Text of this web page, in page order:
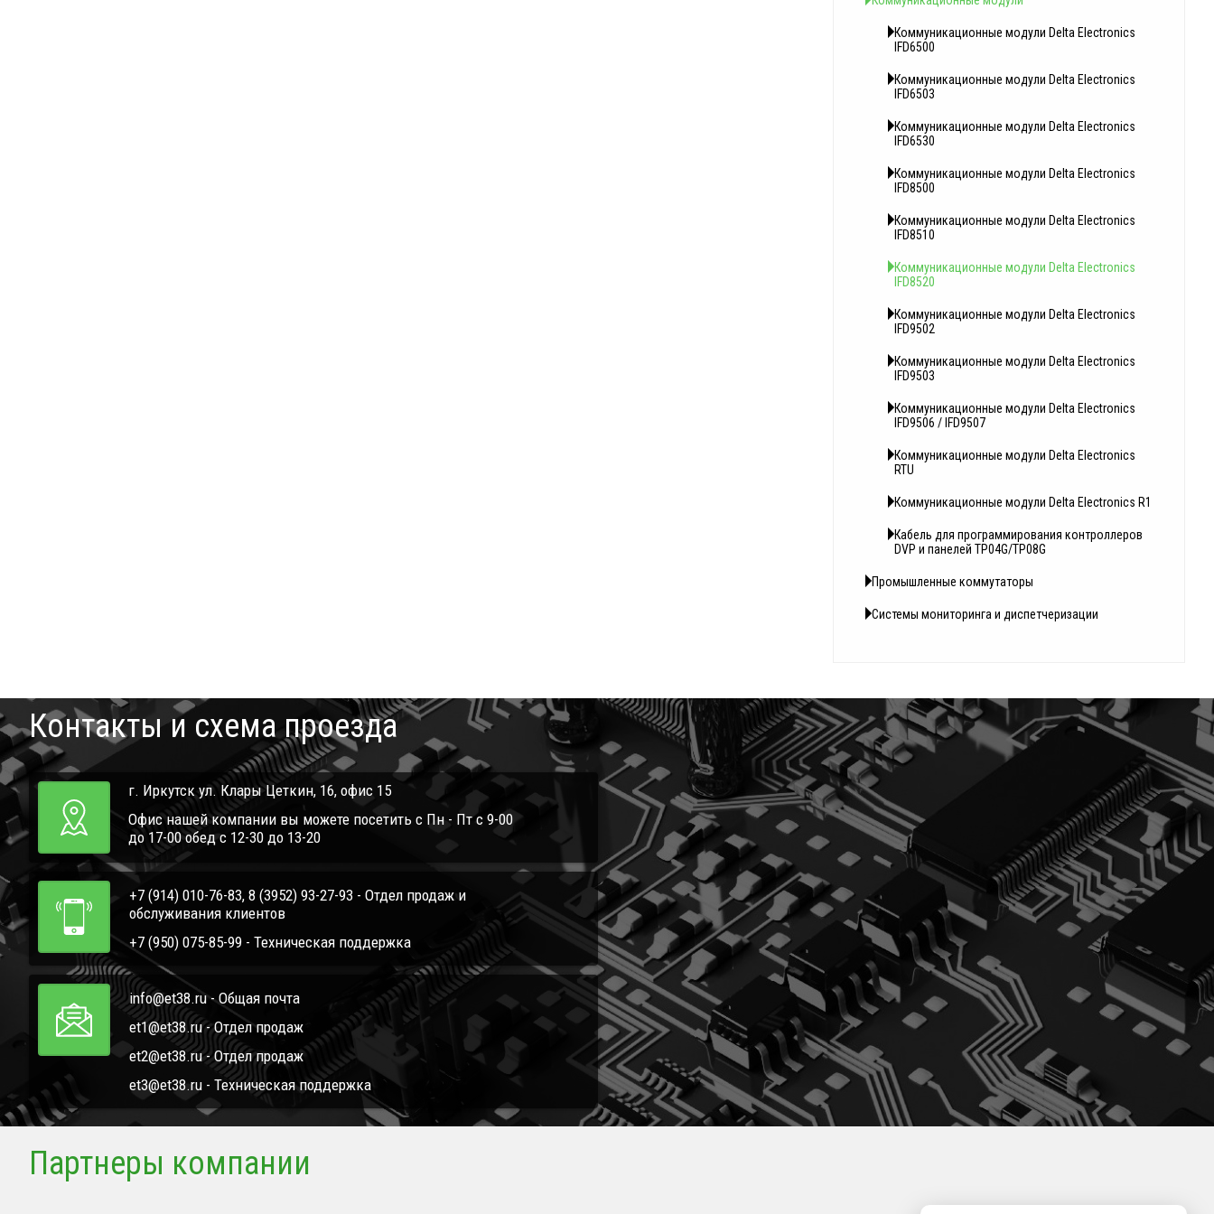
Коммуникационные модули Delta Electronics
IFD6500
Коммуникационные модули Delta Electronics
IFD6503
Коммуникационные модули Delta Electronics
IFD6530
Коммуникационные модули Delta Electronics
IFD8500
Коммуникационные модули Delta Electronics
IFD8510
Коммуникационные модули Delta Electronics
IFD8520
Коммуникационные модули Delta Electronics
IFD9502
Коммуникационные модули Delta Electronics
IFD9503
Коммуникационные модули Delta Electronics
IFD9506 / IFD9507
Коммуникационные модули Delta Electronics
RTU
Коммуникационные модули Delta Electronics R1
Кабель для программирования контроллеров
DVP и панелей TP04G/TP08G
Промышленные коммутаторы
Системы мониторинга и диспетчеризации
Контакты и схема проезда
г. Иркутск ул. Клары Цеткин, 16, офис 15
Офис нашей компании вы можете посетить с Пн - Пт с 9-00
до 17-00 обед с 12-30 до 13-20
+7 (914) 010-76-83, 8 (3952) 93-27-93 - Отдел продаж и
обслуживания клиентов
+7 (950) 075-85-99 - Техническая поддержка
info@et38.ru - Общая почта
et1@et38.ru - Отдел продаж
et2@et38.ru - Отдел продаж
et3@et38.ru - Техническая поддержка
Партнеры компании